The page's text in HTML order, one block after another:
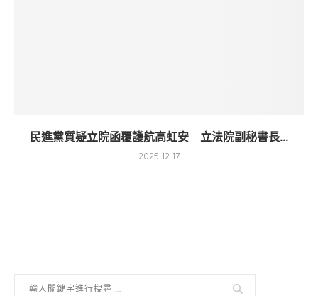
民進黨質疑立院函覆護航高虹安 立法院副秘書長...
2025-12-17